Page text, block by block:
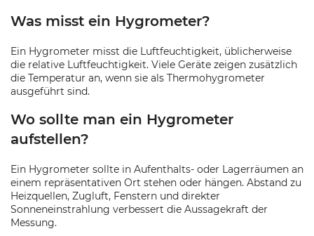
Was misst ein Hygrometer?
Ein Hygrometer misst die Luftfeuchtigkeit, üblicherweise
die relative Luftfeuchtigkeit. Viele Geräte zeigen zusätzlich
die Temperatur an, wenn sie als Thermohygrometer
ausgeführt sind.
Wo sollte man ein Hygrometer
aufstellen?
Ein Hygrometer sollte in Aufenthalts- oder Lagerräumen an
einem repräsentativen Ort stehen oder hängen. Abstand zu
Heizquellen, Zugluft, Fenstern und direkter
Sonneneinstrahlung verbessert die Aussagekraft der
Messung.